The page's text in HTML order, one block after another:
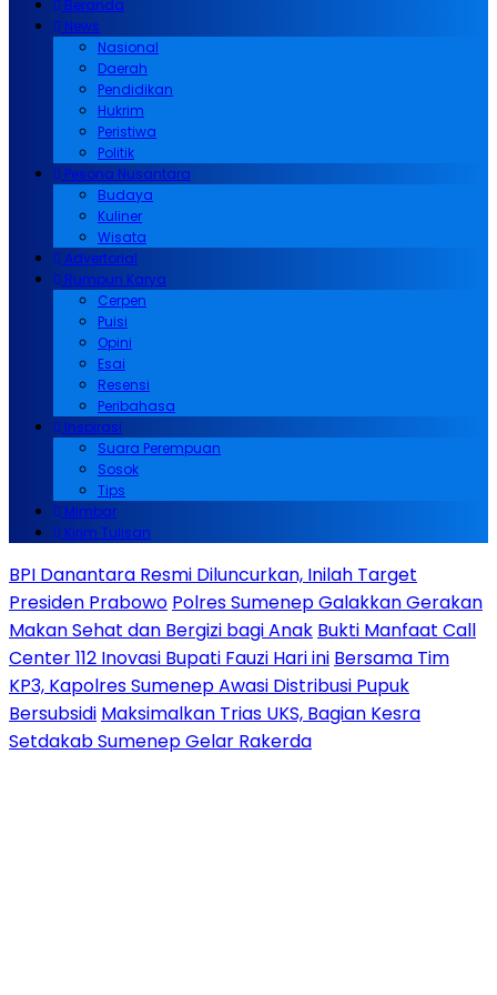
Beranda
News
Nasional
Daerah
Pendidikan
Hukrim
Peristiwa
Politik
Pesona Nusantara
Budaya
Kuliner
Wisata
Advertorial
Rumpun Karya
Cerpen
Puisi
Opini
Esai
Resensi
Peribahasa
Inspirasi
Suara Perempuan
Sosok
Tips
Mimbar
Kirim Tulisan
BPI Danantara Resmi Diluncurkan, Inilah Target
Presiden Prabowo Polres Sumenep Galakkan Gerakan
Makan Sehat dan Bergizi bagi Anak Bukti Manfaat Call
Center 112 Inovasi Bupati Fauzi Hari ini Bersama Tim
KP3, Kapolres Sumenep Awasi Distribusi Pupuk
Bersubsidi Maksimalkan Trias UKS, Bagian Kesra
Setdakab Sumenep Gelar Rakerda